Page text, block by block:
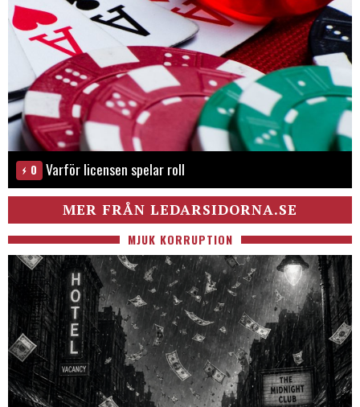
0 Varför licensen spelar roll
MER FRÅN LEDARSIDORNA.SE
MJUK KORRUPTION